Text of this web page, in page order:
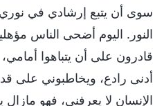
سوى أن يتبع إرشادي في
النور. اليوم أضحى الناس
قادرون على أن يتباهوا
أدنى رادع، ويخاطبوني على
الإنسان لا يعرفني، فهو مازال